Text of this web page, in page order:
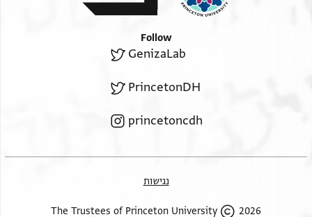
Follow
GenizaLab
PrincetonDH
princetoncdh
נגישות
2026 The Trustees of Princeton University